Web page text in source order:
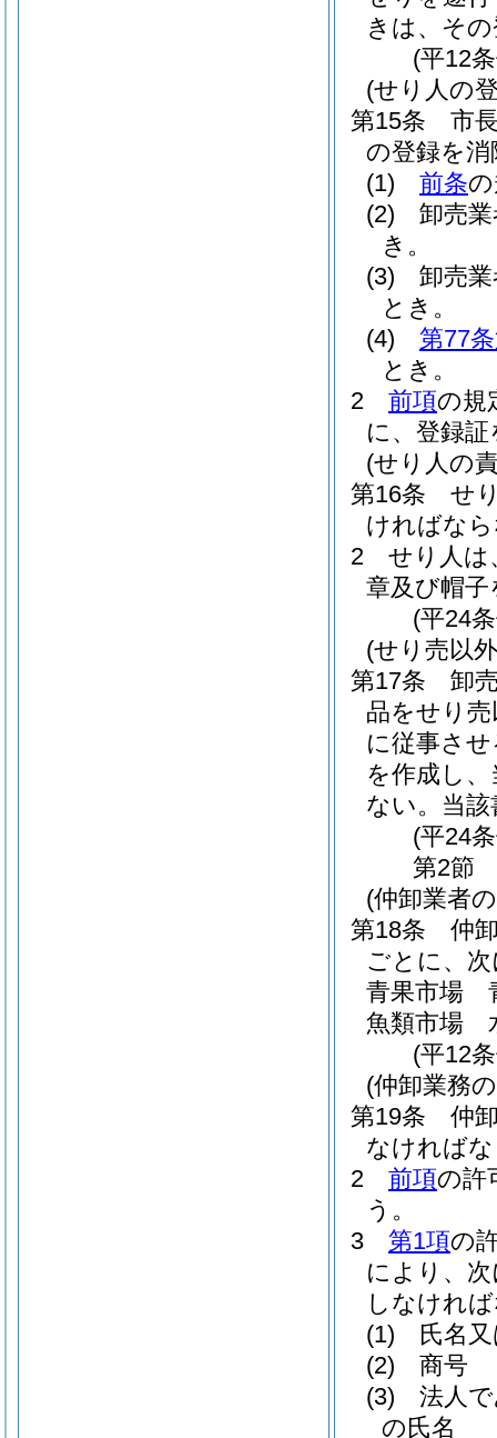
きは、そ
(平12
(せり人の
第15条
市
の登録を
(1)
前条
(2)
卸売
き。
(3)
卸売
とき。
(4)
第77
とき。
2
前項の規
に、登録
(せり人の
第16条
せ
ければな
2
せり人は
章及び帽
(平24
(せり売以
第17条
卸
品をせり
に従事さ
を作成し
ない。 当
(平24
第2節
(仲卸業者
第18条
仲
ごとに、
青果市場
魚類市場
(平12
(仲卸業務
第19条
仲
なければ
2
前項の許
う。
3
第1項の
により、
しなけれ
(1)
氏名
(2)
商号
(3)
法人
の氏名